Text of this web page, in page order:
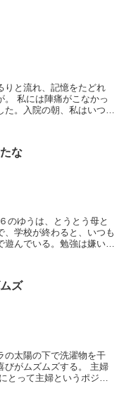
りと流れ、記憶をたどれ
かっ
。入院の朝、私はいつも
な
のゆうは、とうとう母と
、学校が終わると、いつも
遊んでいる。勉強は嫌い。
ズ
の太陽の下で洗濯物を干
びがムズムズする。 主婦
とって主婦というポジシ